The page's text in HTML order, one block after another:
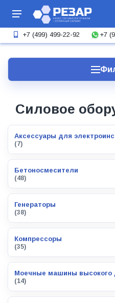
+7 (499) 499-22-92 +7
Силовое
Аксессуары для
(7)
Бетоносмесители
(48)
Генераторы
(38)
Компрессоры
(35)
Моечные машины высокого
(14)